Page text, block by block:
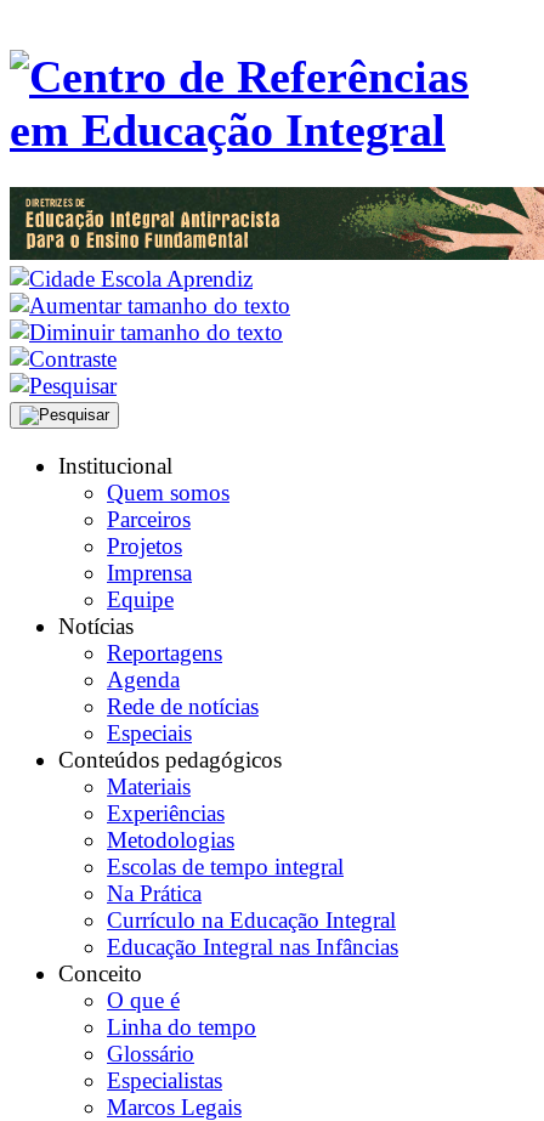
Institucional
Quem somos
Parceiros
Projetos
Imprensa
Equipe
Notícias
Reportagens
Agenda
Rede de notícias
Especiais
Conteúdos pedagógicos
Materiais
Experiências
Metodologias
Escolas de tempo integral
Na Prática
Currículo na Educação Integral
Educação Integral nas Infâncias
Conceito
O que é
Linha do tempo
Glossário
Especialistas
Marcos Legais